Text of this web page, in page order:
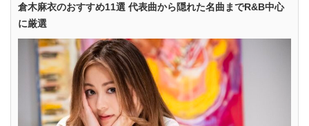
倉木麻衣のおすすめ11選 代表曲から隠れた名曲までR&B中心
に厳選